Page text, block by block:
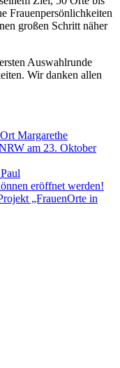
Frauenpersönlichkeiten
großen Schritt näher
Auswahlrunde
Wir danken allen
Margarethe
am 23. Oktober
eröffnet werden!
„FrauenOrte in